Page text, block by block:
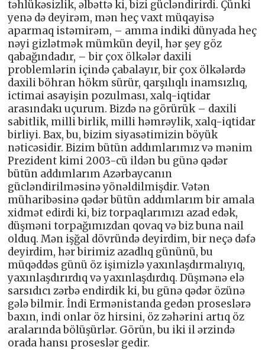
təhlükəsizlik, əlbəttə ki, bizi gücləndirirdi. Çünki
yenə də deyirəm, mən heç vaxt müqayisə
aparmaq istəmirəm, – amma indiki dünyada heç
nəyi gizlətmək mümkün deyil, hər şey göz
qabağındadır, – bir çox ölkələr daxili
problemlərin içində çabalayır, bir çox ölkələrdə
daxili böhran hökm sürür, qarşılıqlı inamsızlıq,
ictimai asayişin pozulması, xalq-iqtidar
arasındakı uçurum. Bizdə nə görürük – daxili
sabitlik, milli birlik, milli həmrəylik, xalq-iqtidar
birliyi. Bax, bu, bizim siyasətimizin böyük
nəticəsidir. Bizim bütün addımlarımız və mənim
Prezident kimi 2003-cü ildən bu günə qədər
bütün addımlarım Azərbaycanın
gücləndirilməsinə yönəldilmişdir. Vətən
müharibəsinə qədər bütün addımlarım bir amala
xidmət edirdi ki, biz torpaqlarımızı azad edək,
düşməni torpağımızdan qovaq və biz buna nail
olduq. Mən işğal dövründə deyirdim, bir neçə dəfə
deyirdim, hər birimiz azadlıq gününü, bu
müqəddəs günü öz işimizlə yaxınlaşdırmalıyıq,
yaxınlaşdırırdıq və yaxınlaşdırdıq. Düşmənə elə
sarsıdıcı zərbə endirdik ki, bu günə qədər özünə
gələ bilmir. İndi Ermənistanda gedən proseslərə
baxın, indi onlar öz hirsini, öz zəhərini artıq öz
aralarında bölüşürlər. Görün, bu iki il ərzində
orada hansı proseslər gedir.